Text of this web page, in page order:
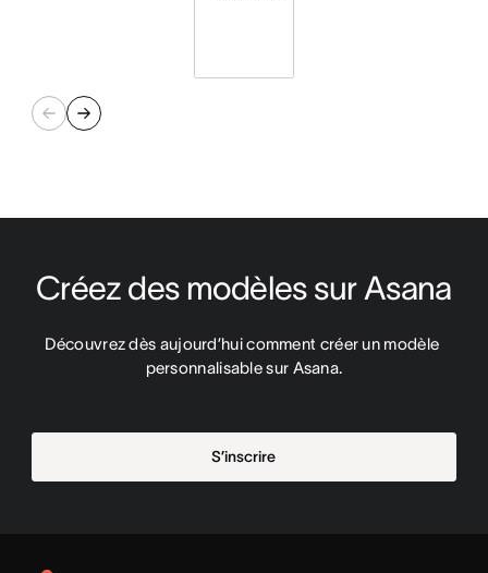
Créez des modèles sur Asana
Découvrez dès aujourd’hui comment créer un modèle
personnalisable sur Asana.
S’inscrire